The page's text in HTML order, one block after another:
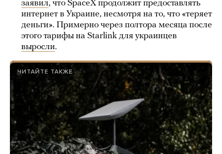
заявил, что SpaceX продолжит предоставлять
интернет в Украине, несмотря на то, что «теряет
деньги». Примерно через полтора месяца после
этого тарифы на Starlink для украинцев
выросли.
ЧИТАЙТЕ ТАКЖЕ